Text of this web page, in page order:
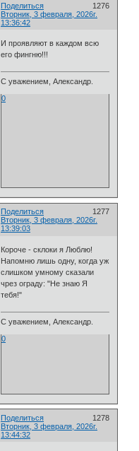
Поделиться
1276
Вторник, 3 февраля, 2026г.
13:36:42
И проявляют в каждом всю
его фингню!!!
С уважением, Александр.
0
Поделиться
1277
Вторник, 3 февраля, 2026г.
13:39:03
Короче - склоки я Люблю!
Напомню лишь одну, когда уж
слишком умному сказали
чрез ограду: "Не знаю Я
тебя!"
С уважением, Александр.
0
Поделиться
1278
Вторник, 3 февраля, 2026г.
13:44:32